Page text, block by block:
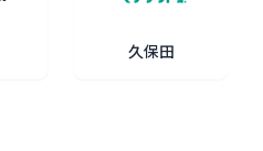
久保田